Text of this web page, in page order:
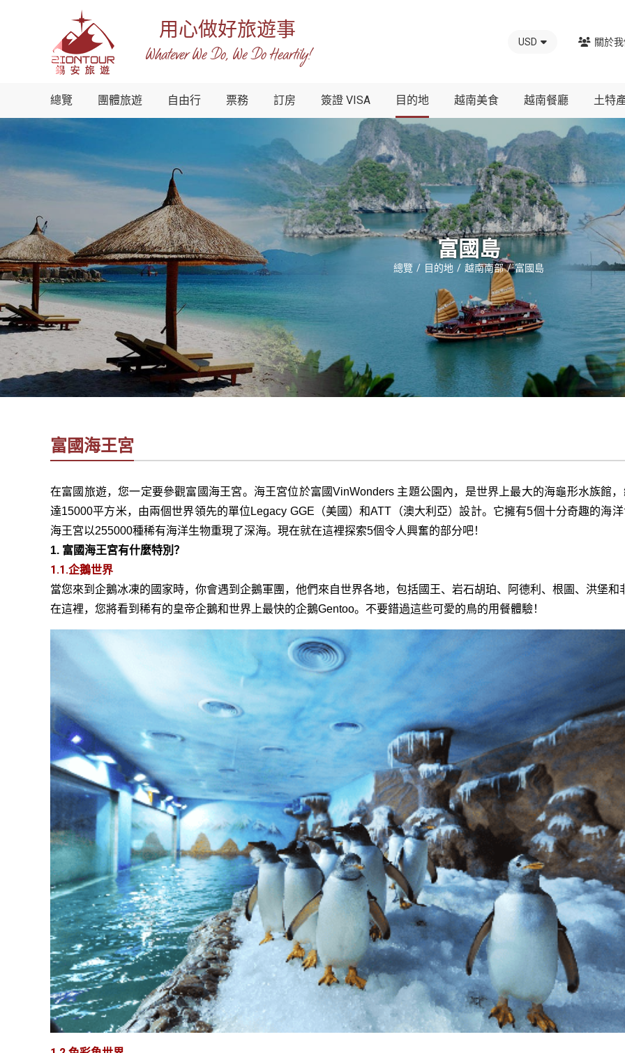
南
錫
際
-
越
南
地
社
錫
安
旅
您
越
最
好
的
合
作
夥
行
社
用心做好旅遊事
Whatever We Do, We Do Heartily!
USD 關於
總覽 團體旅遊 自由行 票務 訂房 簽證 VISA 目的地 越南美食 越南餐廳 土特
富國島
總覽 目的地 越南南部 富國島
富國海王宮
在富國旅遊，您一定要參觀富國海王宮。海王宮位於富國VinWonders 主題公園內，是世界上最大的海龜形水族館
達15000平方米，由兩個世界領先的單位Legacy GGE（美國）和ATT（澳大利亞）設計。它擁有5個十分奇趣的海洋
海王宮以255000種稀有海洋生物重現了深海。現在就在這裡探索5個令人興奮的部分吧！
1. 富國海王宮有什麼特別？
1.1.企鵝世界
當您來到企鵝冰凍的國家時，你會遇到企鵝軍團，他們來自世界各地，包括國王、岩石胡珀、阿德利、根圖、洪堡和
在這裡，您將看到稀有的皇帝企鵝和世界上最快的企鵝Gentoo。不要錯過這些可愛的鳥的用餐體驗！